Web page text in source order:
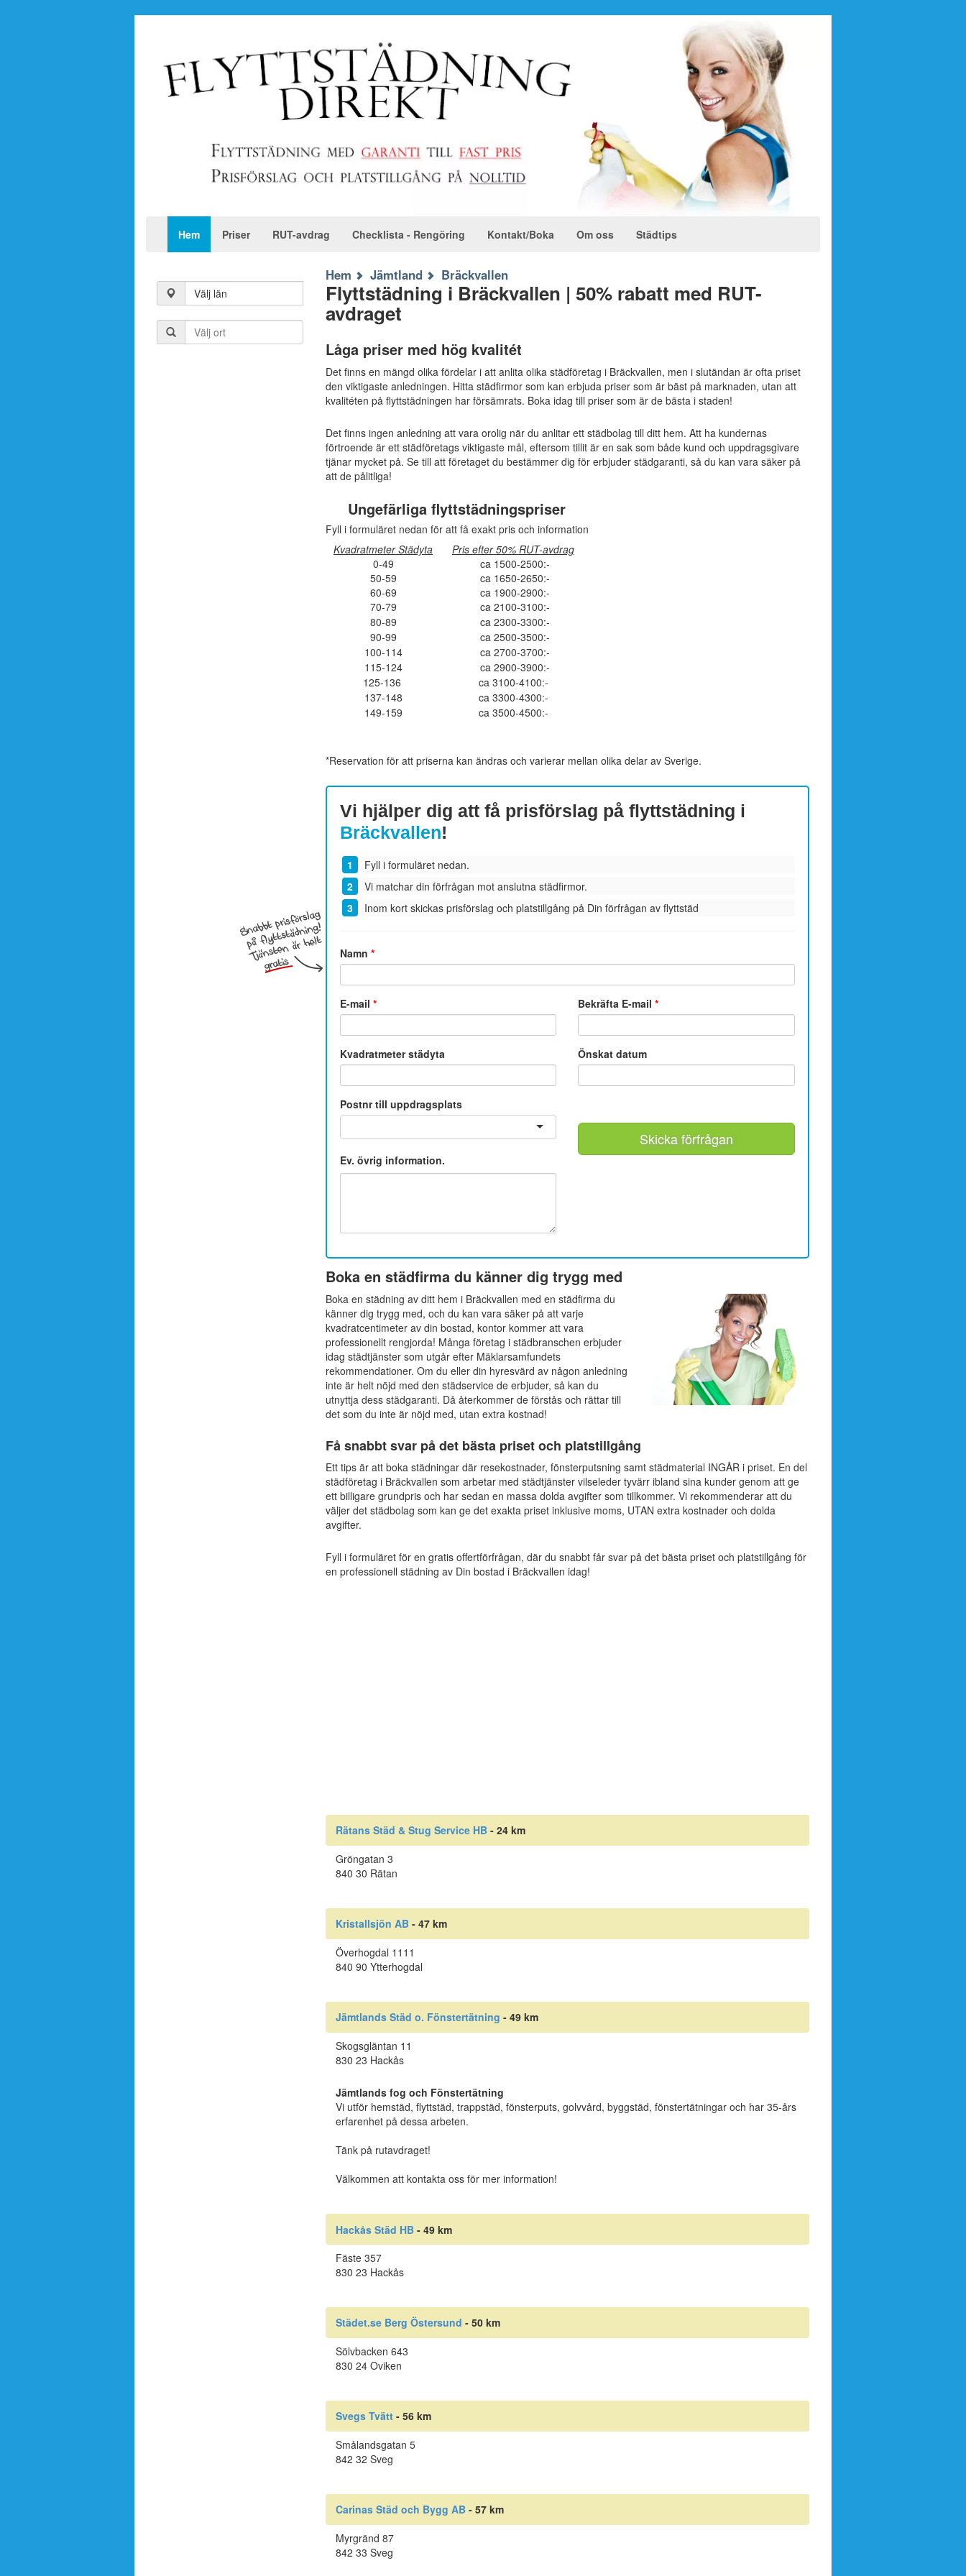
Hem Priser RUT-avdrag Checklista - Rengöring Kontakt/Boka Om oss Städtips
Välj län
Hem Jämtland Bräckvallen
Flyttstädning i Bräckvallen | 50% rabatt med RUT-
avdraget
Låga priser med hög kvalitét
Det finns en mängd olika fördelar i att anlita olika städföretag i Bräckvallen, men i slutändan är ofta priset
den viktigaste anledningen. Hitta städfirmor som kan erbjuda priser som är bäst på marknaden, utan att
kvalitéten på flyttstädningen har försämrats. Boka idag till priser som är de bästa i staden!
Det finns ingen anledning att vara orolig när du anlitar ett städbolag till ditt hem. Att ha kundernas
förtroende är ett städföretags viktigaste mål, eftersom tillit är en sak som både kund och uppdragsgivare
tjänar mycket på. Se till att företaget du bestämmer dig för erbjuder städgaranti, så du kan vara säker på
att de pålitliga!
Ungefärliga flyttstädningspriser
Fyll i formuläret nedan för att få exakt pris och information
Kvadratmeter Städyta
Pris efter 50% RUT-avdrag
0-49
ca 1500-2500:-
50-59
ca 1650-2650:-
60-69
ca 1900-2900:-
70-79
ca 2100-3100:-
80-89
ca 2300-3300:-
90-99
ca 2500-3500:-
100-114
ca 2700-3700:-
115-124
ca 2900-3900:-
125-136
ca 3100-4100:-
137-148
ca 3300-4300:-
149-159
ca 3500-4500:-
*Reservation för att priserna kan ändras och varierar mellan olika delar av Sverige.
Vi hjälper dig att få prisförslag på flyttstädning i
Bräckvallen!
Fyll i formuläret nedan.
Vi matchar din förfrågan mot anslutna städfirmor.
Inom kort skickas prisförslag och platstillgång på Din förfrågan av flyttstäd
Namn *
E-mail * Bekräfta E-mail*
Kvadratmeter städyta Önskat datum
Postnr till uppdragsplats
Ev. övrig information.
Skicka förfrågan
Boka en städfirma du känner dig trygg med
Boka en städning av ditt hem i Bräckvallen med en städfirma du
känner dig trygg med, och du kan vara säker på att varje
kvadratcentimeter av din bostad, kontor kommer att vara
professionellt rengjorda! Många företag i städbranschen erbjuder
idag städtjänster som utgår efter Mäklarsamfundets
rekommendationer. Om du eller din hyresvärd av någon anledning
inte är helt nöjd med den städservice de erbjuder, så kan du
utnyttja dess städgaranti. Då återkommer de förstås och rättar till
det som du inte är nöjd med, utan extra kostnad!
Få snabbt svar på det bästa priset och platstillgång
Ett tips är att boka städningar där resekostnader, fönsterputsning samt städmaterial INGÅR i priset. En del
städföretag i Bräckvallen som arbetar med städtjänster vilseleder tyvärr ibland sina kunder genom att ge
ett billigare grundpris och har sedan en massa dolda avgifter som tillkommer. Vi rekommenderar att du
väljer det städbolag som kan ge det exakta priset inklusive moms, UTAN extra kostnader och dolda
avgifter.
Fyll i formuläret för en gratis offertförfrågan, där du snabbt får svar på det bästa priset och platstillgång för
en professionell städning av Din bostad i Bräckvallen idag!
Rätans Städ & Stug Service HB- 24 km
Gröngatan 3
840 30 Rätan
Kristallsjön AB- 47 km
Överhogdal 1111
840 90 Ytterhogdal
Jämtlands Städ o. Fönstertätning - 49 km
Skogsgläntan 11
830 23 Hackås
Jämtlands fog och Fönstertätning
Vi utför hemstäd, flyttstäd, trappstäd, fönsterputs, golvvård, byggstäd, fönstertätningar och har 35-års
erfarenhet på dessa arbeten.
Tänk på rutavdraget!
Välkommen att kontakta oss för mer information!
Hackås Städ HB- 49 km
Fäste 357
830 23 Hackås
Städet.se Berg Östersund - 50 km
Sölvbacken 643
830 24 Oviken
Svegs Tvätt- 56 km
Smålandsgatan 5
842 32 Sveg
Carinas Städ och Bygg AB- 57 km
Myrgränd 87
842 33 Sveg